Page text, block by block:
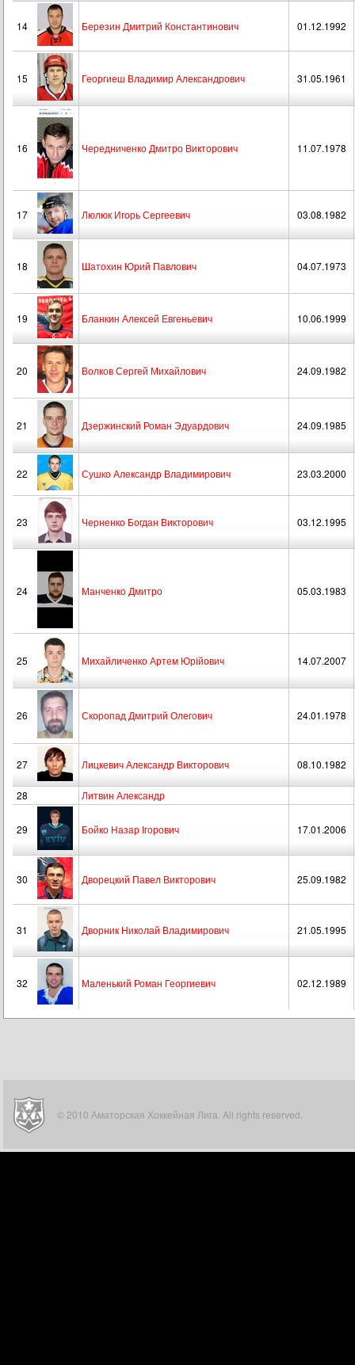
14 Березин Дмитрий Константинович 01.12.1992
15 Георгиеш Владимир Александрович 31.05.1961
16 Чередниченко Дмитро Викторович 11.07.1978
17 Люлюк Игорь Сергеевич 03.08.1982
18 Шатохин Юрий Павлович 04.07.1973
19 Бланкин Алексей Евгеньевич 10.06.1999
20 Волков Сергей Михайлович 24.09.1982
21 Дзержинский Роман Эдуардович 24.09.1985
22 Сушко Александр Владимирович 23.03.2000
23 Черненко Богдан Викторович 03.12.1995
24 Манченко Дмитро 05.03.1983
25 Михайличенко Артем Юрійович 14.07.2007
26 Скоропад Дмитрий Олегович 24.01.1978
27 Лицкевич Александр Викторович 08.10.1982
28 Литвин Александр
29 Бойко Назар Ігорович 17.01.2006
30 Дворецкий Павел Викторович 25.09.1982
31 Дворник Николай Владимирович 21.05.1995
32 Маленький Роман Георгиевич 02.12.1989
© 2010 Аматорская Хоккейная Лига. All rights reserved.